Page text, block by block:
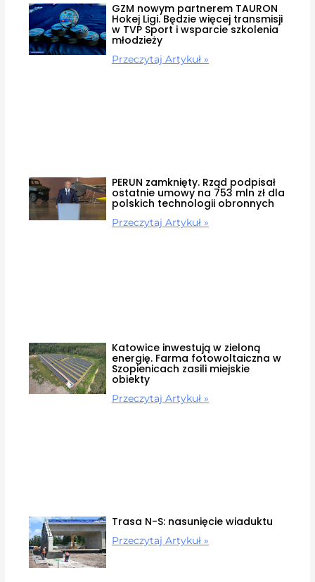
GZM nowym partnerem TAURON
Hokej Ligi. Będzie więcej transmisji
w TVP Sport i wsparcie szkolenia
młodzieży
Przeczytaj Artykuł »
PERUN zamknięty. Rząd podpisał
ostatnie umowy na 753 mln zł dla
polskich technologii obronnych
Przeczytaj Artykuł »
Katowice inwestują w zieloną
energię. Farma fotowoltaiczna w
Szopienicach zasili miejskie
obiekty
Przeczytaj Artykuł »
Trasa N-S: nasunięcie wiaduktu
Przeczytaj Artykuł »